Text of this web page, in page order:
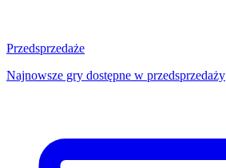
Przedsprzedaże
Najnowsze gry dostępne w przedsprzedaży